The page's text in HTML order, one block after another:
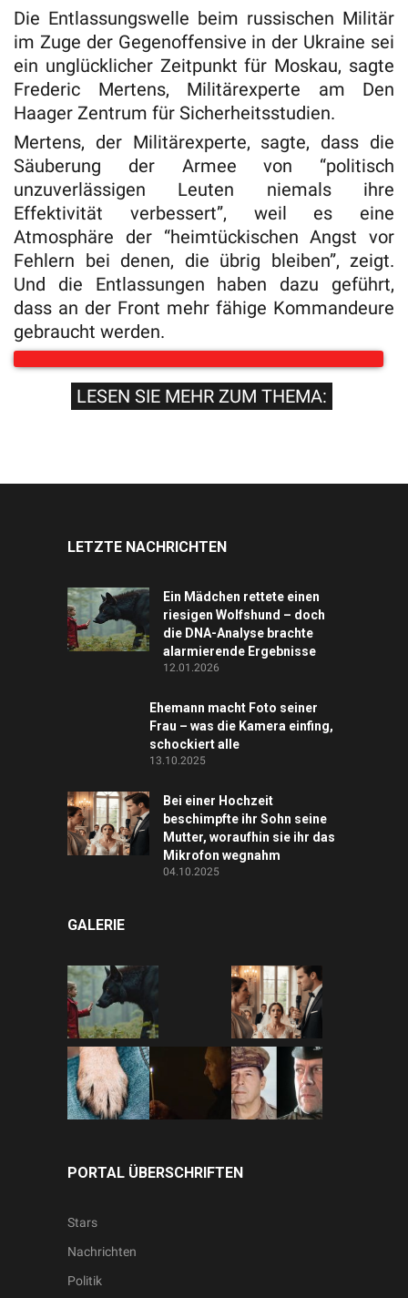
Die Entlassungswelle beim russischen Militär
im Zuge der Gegenoffensive in der Ukraine sei
ein unglücklicher Zeitpunkt für Moskau, sagte
Frederic Mertens, Militärexperte am Den
Haager Zentrum für Sicherheitsstudien.
Mertens, der Militärexperte, sagte, dass die
Säuberung der Armee von “politisch
unzuverlässigen Leuten niemals ihre
Effektivität verbessert”, weil es eine
Atmosphäre der “heimtückischen Angst vor
Fehlern bei denen, die übrig bleiben”, zeigt.
Und die Entlassungen haben dazu geführt,
dass an der Front mehr fähige Kommandeure
gebraucht werden.
LESEN SIE MEHR ZUM THEMA:
LETZTE NACHRICHTEN
Ein Mädchen rettete einen
riesigen Wolfshund – doch
die DNA-Analyse brachte
alarmierende Ergebnisse
12.01.2026
Ehemann macht Foto seiner
Frau – was die Kamera einfing,
schockiert alle
13.10.2025
Bei einer Hochzeit
beschimpfte ihr Sohn seine
Mutter, woraufhin sie ihr das
Mikrofon wegnahm
04.10.2025
GALERIE
PORTAL ÜBERSCHRIFTEN
Stars
Nachrichten
Politik